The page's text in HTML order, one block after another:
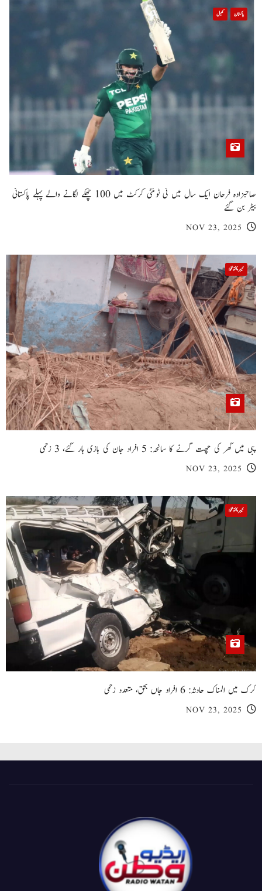
پاکستان کھیل
صاحبزادہ فرحان ایک سال میں ٹی ٹوئنٹی کرکٹ میں 100 چھکے لگانے والے پہلے پاکستانی
بیٹر بن گئے
NOV 23, 2025
خیبر پختونخوا
پبی میں گھر کی چھت گرنے کا سانحہ: 5 افراد جان کی بازی ہار گئے، 3 زخمی
NOV 23, 2025
خیبر پختونخوا
کرک میں المناک حادثہ: 6 افراد جاں بحق، متعدد زخمی
NOV 23, 2025